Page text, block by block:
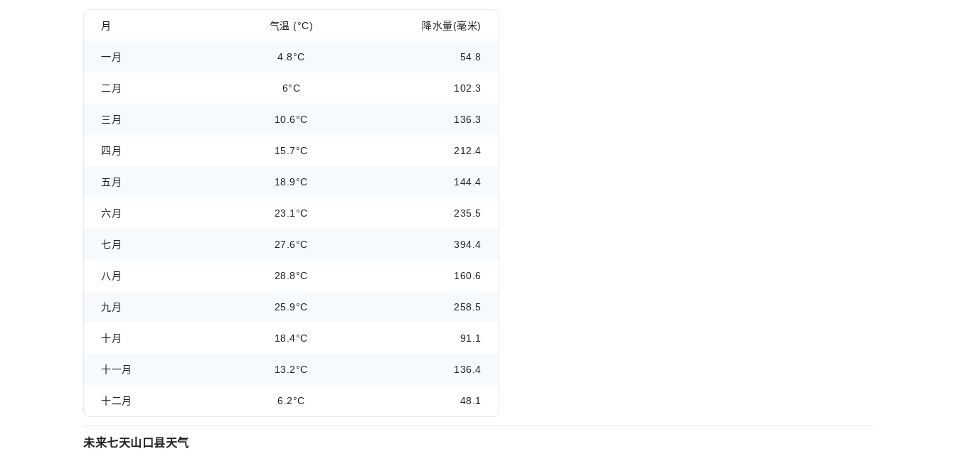
月 气温 (°C) 降水量(毫米)
一月 4.8°C 54.8
二月 6°C 102.3
三月 10.6°C 136.3
四月 15.7°C 212.4
五月 18.9°C 144.4
六月 23.1°C 235.5
七月 27.6°C 394.4
八月 28.8°C 160.6
九月 25.9°C 258.5
十月 18.4°C 91.1
十一月 13.2°C 136.4
十二月 6.2°C 48.1
未来七天山口县天气